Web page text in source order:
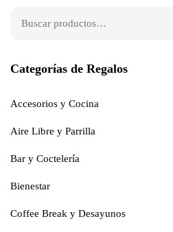
Categorías de Regalos
Accesorios y Cocina
Aire Libre y Parrilla
Bar y Coctelería
Bienestar
Coffee Break y Desayunos